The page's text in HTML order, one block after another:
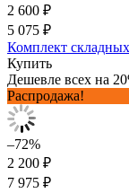
2 600 ₽
5 075 ₽
Комплект
Купить
Дешевле всех на
Распродажа!
–72%
2 200 ₽
7 975 ₽